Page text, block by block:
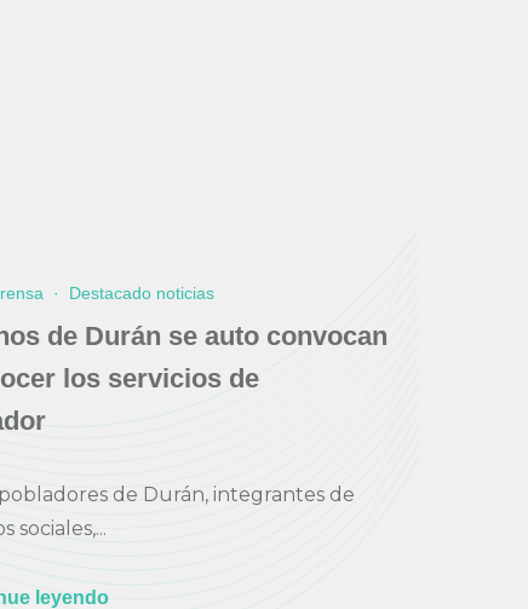
· Destacado noticias
de Durán se auto convocan
los servicios de
de Durán, integrantes de
sociales,...
leyendo